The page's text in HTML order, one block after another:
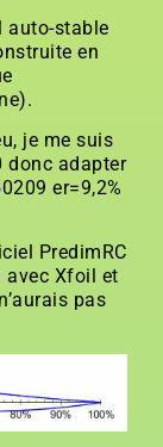
auto-stable
en
je me suis
donc adapter
er=9,2%
PredimRC
avec Xfoil et
pas